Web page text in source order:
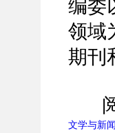
编委
领域
期刊
阅
文学与新